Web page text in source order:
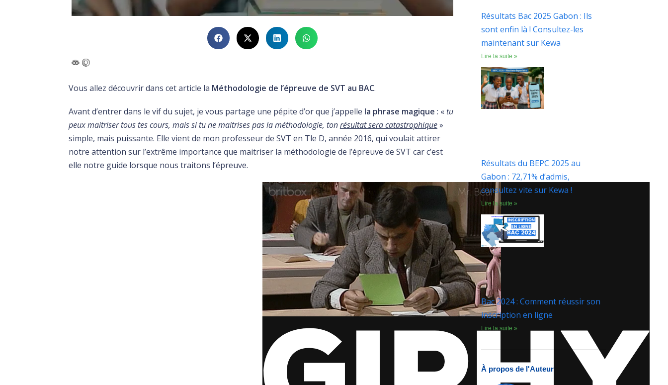
Vous allez découvrir dans cet article la Méthodologie de l’épreuve de SVT au BAC.
Avant d’entrer dans le vif du sujet, je vous partage une pépite d’or que j’appelle la phrase magique : « tu
peux maitriser tous tes cours, mais si tu ne maitrises pas la méthodologie, tonrésultat sera catastrophique»
simple, mais puissante. Elle vient de mon professeur de SVT en Tle D, année 2016, qui voulait attirer
notre attention sur l’extrême importance que maitriser la méthodologie de l’épreuve de SVT car c’est
elle notre guide lorsque nous traitons l’épreuve.
Résultats Bac 2025 Gabon : Ils
sont enfin là ! Consultez-les
maintenant sur Kewa
Lire la suite »
Résultats du BEPC 2025 au
Gabon : 72,71% d’admis,
consultez vite sur Kewa !
Lire la suite »
Bac 2024 : Comment réussir son
inscription en ligne
Lire la suite »
À propos de l'Auteur